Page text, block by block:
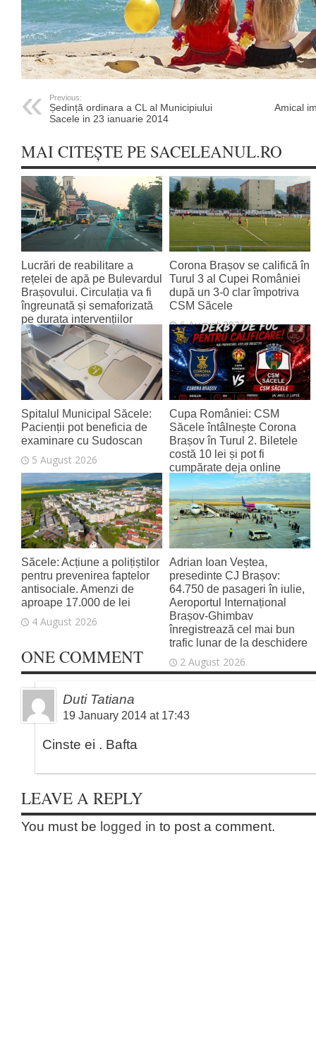
Previous:
Ședință ordinara a CL al Municipiului
Sacele in 23 ianuarie 2014
Amical
MAI CITEȘTE PE SACELEANUL.RO
Lucrări de reabilitare a
rețelei de apă pe Bulevardul
Brașovului. Circulația va fi
îngreunată și semaforizată
pe durata intervențiilor
6 August 2026
Corona Brașov se califică în
Turul 3 al Cupei României
după un 3-0 clar împotriva
CSM Săcele
6 August 2026
Spitalul Municipal Săcele:
Pacienții pot beneficia de
examinare cu Sudoscan
5 August 2026
Cupa României: CSM
Săcele întâlnește Corona
Brașov în Turul 2. Biletele
costă 10 lei și pot fi
cumpărate deja online
4 August 2026
Săcele: Acțiune a polițiștilor
pentru prevenirea faptelor
antisociale. Amenzi de
aproape 17.000 de lei
4 August 2026
Adrian Ioan Veștea,
presedinte CJ Brașov:
64.750 de pasageri în iulie,
Aeroportul Internațional
Brașov‑Ghimbav
înregistrează cel mai bun
trafic lunar de la deschidere
2 August 2026
ONE COMMENT
Duti Tatiana
19 January 2014 at 17:43
Cinste ei . Bafta
LEAVE A REPLY
You must be logged in to post a comment.